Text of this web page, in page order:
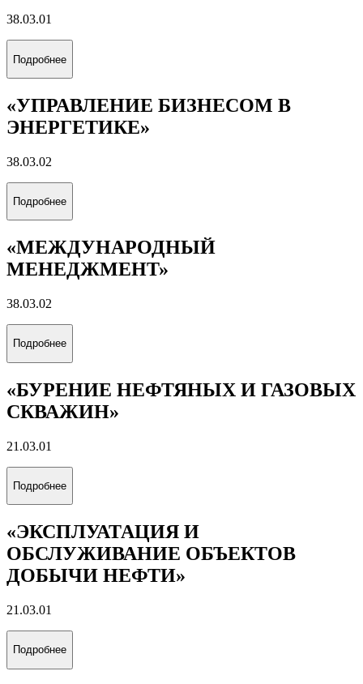
38.03.01
Подробнее
«УПРАВЛЕНИЕ БИЗНЕСОМ В
ЭНЕРГЕТИКЕ»
38.03.02
Подробнее
«МЕЖДУНАРОДНЫЙ
МЕНЕДЖМЕНТ»
38.03.02
Подробнее
«БУРЕНИЕ НЕФТЯНЫХ И ГАЗОВЫХ
СКВАЖИН»
21.03.01
Подробнее
«ЭКСПЛУАТАЦИЯ И
ОБСЛУЖИВАНИЕ ОБЪЕКТОВ
ДОБЫЧИ НЕФТИ»
21.03.01
Подробнее